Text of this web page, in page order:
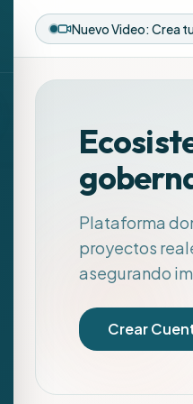
Plataforma
proyectos
asegurando
Crear